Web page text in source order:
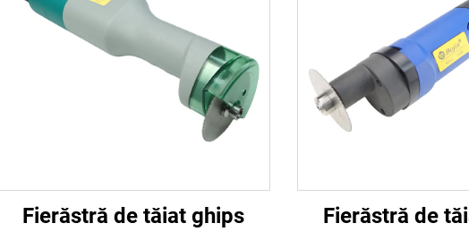
Fierăstră de tăiat ghips
Fierăstră de